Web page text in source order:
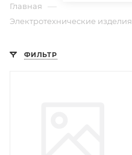
Главная —
Электротехнические изделия
ФИЛЬТР